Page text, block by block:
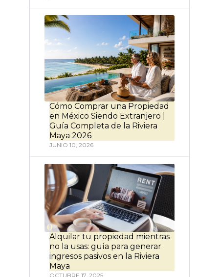
Cómo Comprar una Propiedad
en México Siendo Extranjero |
Guía Completa de la Riviera
Maya 2026
JUNIO 10, 2026
Alquilar tu propiedad mientras
no la usas: guía para generar
ingresos pasivos en la Riviera
Maya
OCTUBRE 17, 2025